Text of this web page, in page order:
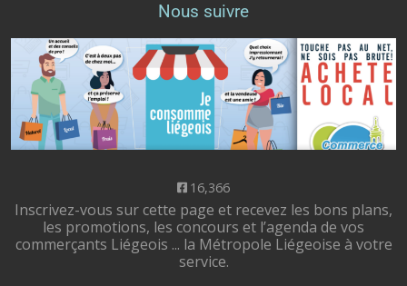
Nous suivre
16,366
Inscrivez-vous sur cette page et recevez les bons plans,
les promotions, les concours et l’agenda de vos
commerçants Liégeois ... la Métropole Liégeoise à votre
service.